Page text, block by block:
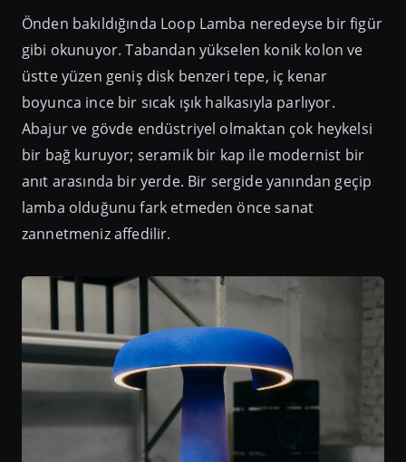
Önden bakıldığında Loop Lamba neredeyse bir figür
gibi okunuyor. Tabandan yükselen konik kolon ve
üstte yüzen geniş disk benzeri tepe, iç kenar
boyunca ince bir sıcak ışık halkasıyla parlıyor.
Abajur ve gövde endüstriyel olmaktan çok heykelsi
bir bağ kuruyor; seramik bir kap ile modernist bir
anıt arasında bir yerde. Bir sergide yanından geçip
lamba olduğunu fark etmeden önce sanat
zannetmeniz affedilir.